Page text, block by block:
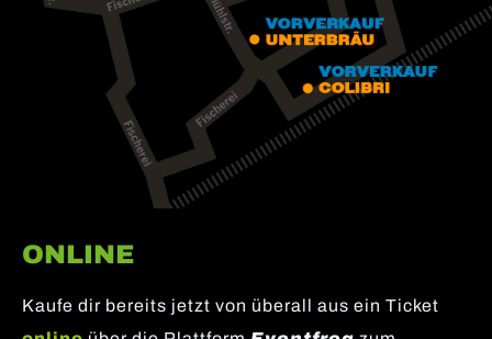
ONLINE
Kaufe dir bereits jetzt von überall aus ein Ticket